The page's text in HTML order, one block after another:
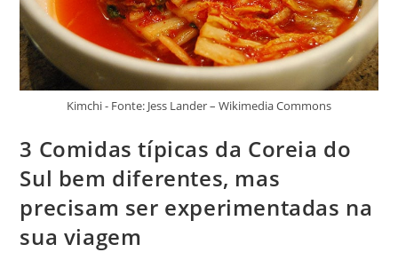
Kimchi - Fonte: Jess Lander – Wikimedia Commons
3 Comidas típicas da Coreia do
Sul bem diferentes, mas
precisam ser experimentadas na
sua viagem